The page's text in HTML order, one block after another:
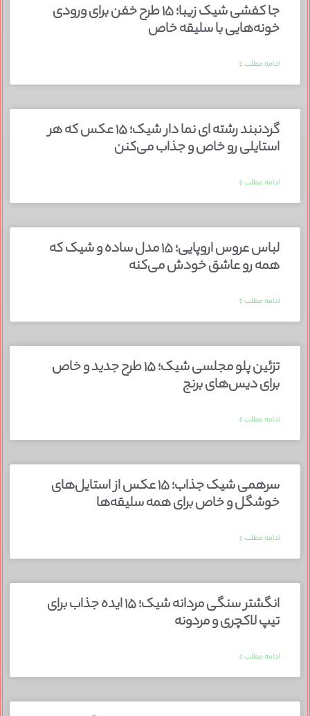
جا کفشی شیک زیبا؛ ۱۵ طرح خفن برای ورودی
خونه‌هایی با سلیقه خاص
ادامه مطلب »
گردنبند رشته ای نما دار شیک؛ ۱۵ عکس که هر
استایلی رو خاص و جذاب می‌کنن
ادامه مطلب »
لباس عروس اروپایی؛ ۱۵ مدل ساده و شیک که
همه رو عاشق خودش می‌کنه
ادامه مطلب »
تزئین پلو مجلسی شیک؛ ۱۵ طرح جدید و خاص
برای دیس‌های برنج
ادامه مطلب »
سرهمی شیک جذاب؛ ۱۵ عکس از استایل‌های
خوشگل و خاص برای همه سلیقه‌ها
ادامه مطلب »
انگشتر سنگی مردانه شیک؛ ۱۵ ایده جذاب برای
تیپ لاکچری و مردونه
ادامه مطلب »